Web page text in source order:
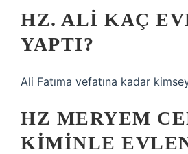
HZ. ALI KAÇ
YAPTI?
Ali Fatıma vefatına kadar
HZ MERYEM
KIMINLE